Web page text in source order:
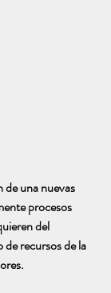
de una nuevas
procesos
del
recursos de la